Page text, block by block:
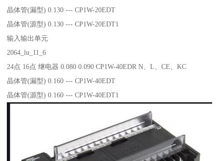
晶体管(漏型) 0.130 --- CP1W-20EDT
晶体管(源型) 0.130 --- CP1W-20EDT1
输入输出单元
2064_lu_11_6
24点 16点 继电器 0.080 0.090 CP1W-40EDR N、L、CE、KC
晶体管(漏型) 0.160 --- CP1W-40EDT
晶体管(源型) 0.160 --- CP1W-40EDT1